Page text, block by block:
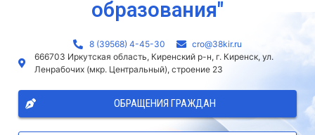
образования"
8 (39568) 4-45-30
сro@38kir.ru
666703 Иркутская область, Киренский р-н, г. Киренск, ул.
Ленрабочих (мкр. Центральный), строение 23
ОБРАЩЕНИЯ ГРАЖДАН